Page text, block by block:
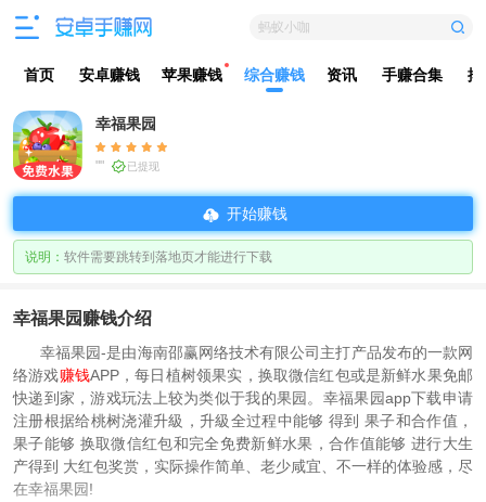
蚂蚁小咖
首页 安卓赚钱 苹果赚钱 综合赚钱 资讯 手赚合集 排
幸福果园
"" 已提现
开始赚钱
说明： 软件需要跳转到落地页才能进行下载
幸福果园赚钱介绍
幸福果园-是由海南邵赢网络技术有限公司主打产品发布的一款网
络游戏赚钱APP，每日植树领果实，换取微信红包或是新鲜水果免邮
快递到家，游戏玩法上较为类似于我的果园。幸福果园app下载申请
注册根据给桃树浇灌升級，升級全过程中能够 得到 果子和合作值，
果子能够 换取微信红包和完全免费新鲜水果，合作值能够 进行大生
产得到 大红包奖赏，实际操作简单、老少咸宜、不一样的体验感，尽
在幸福果园!